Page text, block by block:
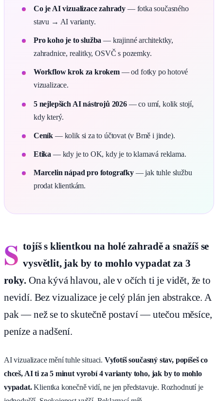
Co je AI vizualizace zahrady — fotka současného
stavu → AI varianty.
Pro koho je to služba — krajinné architektky,
zahradnice, realitky, OSVČ s pozemky.
Workflow krok za krokem— od fotky po hotové
vizualizace.
5 nejlepších AI nástrojů 2026— co umí, kolik stojí,
kdy který.
Ceník — kolik si za to účtovat (v Brně i jinde).
Etika — kdy je to OK, kdy je to klamavá reklama.
Marcelin nápad pro fotografky— jak tuhle službu
prodat klientkám.
S tojíš s klientkou na holé zahradě a snažíš se
vysvětlit, jak by to mohlo vypadat za 3
roky. Ona kývá hlavou, ale v očích ti je vidět, že to
nevidí. Bez vizualizace je celý plán jen abstrakce. A
pak — než se to skutečně postaví — utečou měsíce,
peníze a nadšení.
AI vizualizace mění tuhle situaci. Vyfotíš současný stav, popíšeš co
chceš, AI ti za 5 minut vyrobí 4 varianty toho, jak by to mohlo
vypadat.Klientka konečně vidí, ne jen představuje. Rozhodnutí je